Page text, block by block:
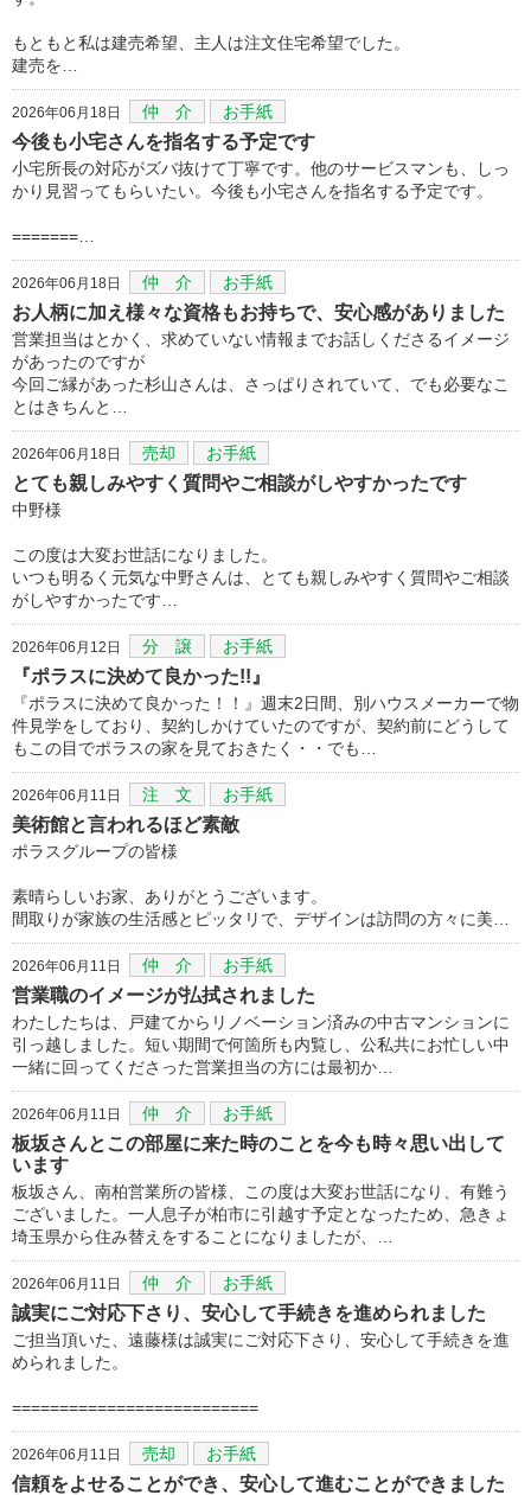
もともと私は建売希望、主人は注文住宅希望でした。
建売を…
2026年06月18日 仲 介 お手紙
今後も小宅さんを指名する予定です
小宅所長の対応がズバ抜けて丁寧です。他のサービスマンも、しっ
かり見習ってもらいたい。今後も小宅さんを指名する予定です。
=======…
2026年06月18日 仲 介 お手紙
お人柄に加え様々な資格もお持ちで、安心感がありました
営業担当はとかく、求めていない情報までお話しくださるイメージ
があったのですが
今回ご縁があった杉山さんは、さっぱりされていて、でも必要なこ
とはきちんと…
2026年06月18日 売却 お手紙
とても親しみやすく質問やご相談がしやすかったです
中野様
この度は大変お世話になりました。
いつも明るく元気な中野さんは、とても親しみやすく質問やご相談
がしやすかったです…
2026年06月12日 分 譲 お手紙
『ポラスに決めて良かった!!』
『ポラスに決めて良かった！！』週末2日間、別ハウスメーカーで物
件見学をしており、契約しかけていたのですが、契約前にどうして
もこの目でポラスの家を見ておきたく・・でも…
2026年06月11日 注 文 お手紙
美術館と言われるほど素敵
ポラスグループの皆様
素晴らしいお家、ありがとうございます。
間取りが家族の生活感とピッタリで、デザインは訪問の方々に美…
2026年06月11日 仲 介 お手紙
営業職のイメージが払拭されました
わたしたちは、戸建てからリノベーション済みの中古マンションに
引っ越しました。短い期間で何箇所も内覧し、公私共にお忙しい中
一緒に回ってくださった営業担当の方には最初か…
2026年06月11日 仲 介 お手紙
板坂さんとこの部屋に来た時のことを今も時々思い出して
います
板坂さん、南柏営業所の皆様、この度は大変お世話になり、有難う
ございました。一人息子が柏市に引越す予定となったため、急きょ
埼玉県から住み替えをすることになりましたが、…
2026年06月11日 仲 介 お手紙
誠実にご対応下さり、安心して手続きを進められました
ご担当頂いた、遠藤様は誠実にご対応下さり、安心して手続きを進
められました。
==========================
2026年06月11日 売却 お手紙
信頼をよせることができ、安心して進むことができました